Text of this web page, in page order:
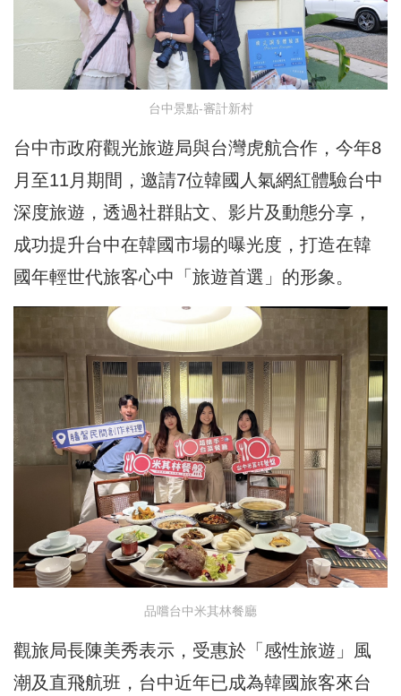
台中景點-審計新村
台中市政府觀光旅遊局與台灣虎航合作，今年8
月至11月期間，邀請7位韓國人氣網紅體驗台中
深度旅遊，透過社群貼文、影片及動態分享，
成功提升台中在韓國市場的曝光度，打造在韓
國年輕世代旅客心中「旅遊首選」的形象。
品嚐台中米其林餐廳
觀旅局長陳美秀表示，受惠於「感性旅遊」風
潮及直飛航班，台中近年已成為韓國旅客來台